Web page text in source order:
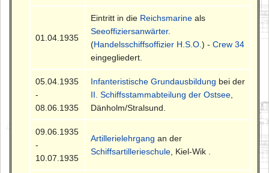
01.04.1935
Eintritt in die Reichsmarine als
Seeoffiziersanwärter.
(Handelsschiffsoffizier H.S.O.) -Crew 34
eingegliedert.
05.04.1935
-
08.06.1935
Infanteristische Grundausbildung bei der
II. Schiffsstammabteilung der Ostsee
Dänholm/Stralsund.
09.06.1935
-
10.07.1935
Artillerielehrgang an der
Schiffsartillerieschule , Kiel-Wik .